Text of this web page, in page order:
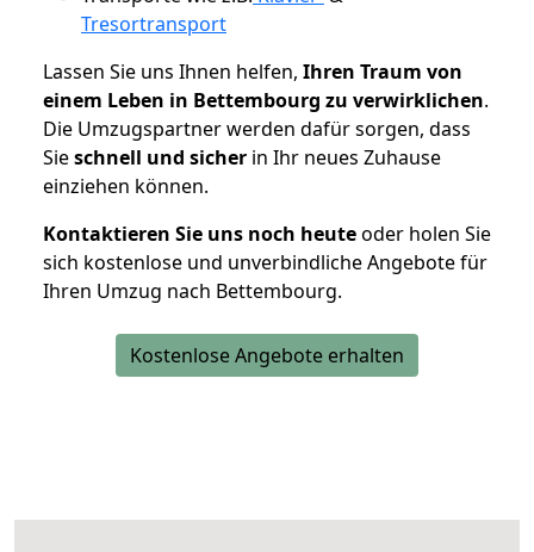
Tresortransport
Lassen Sie uns Ihnen helfen, Ihren Traum von
einem Leben in Bettembourg zu verwirklichen.
Die Umzugspartner werden dafür sorgen, dass
Sieschnell und sicher in Ihr neues Zuhause
einziehen können.
Kontaktieren Sie uns noch heuteoder holen Sie
sich kostenlose und unverbindliche Angebote für
Ihren Umzug nach Bettembourg.
Kostenlose Angebote erhalten